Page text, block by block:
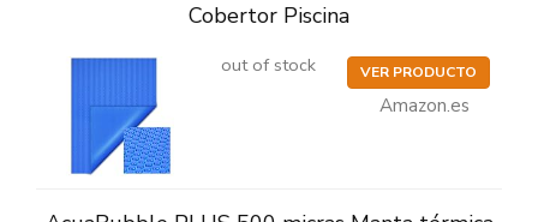
Cobertor Piscina
out of stock VER PRODUCTO
Amazon.es